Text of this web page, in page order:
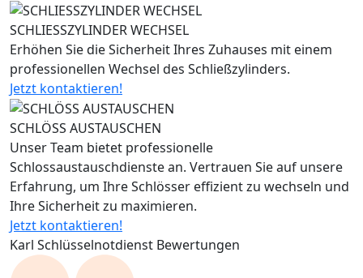
SCHLIESSZYLINDER WECHSEL
Erhöhen Sie die Sicherheit Ihres Zuhauses mit einem
professionellen Wechsel des Schließzylinders.
Jetzt kontaktieren!
SCHLÖSS AUSTAUSCHEN
Unser Team bietet professionelle
Schlossaustauschdienste an. Vertrauen Sie auf unsere
Erfahrung, um Ihre Schlösser effizient zu wechseln und
Ihre Sicherheit zu maximieren.
Jetzt kontaktieren!
Karl Schlüsselnotdienst Bewertungen